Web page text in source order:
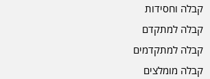
קבלה וחסידות
קבלה למתקדם
קבלה למתקדמים
קבלה מומלצים